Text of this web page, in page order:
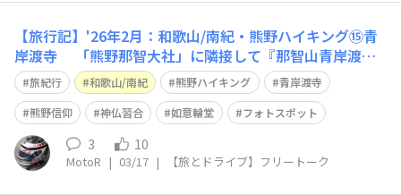
【旅行記】'26年2月：和歌山/南紀・熊野ハイキング⑮青
岸渡寺 「熊野那智大社」に隣接して『那智山青岸渡
寺』が建立しています🙂 熊野信仰は、神道と仏教の権現
信仰が融合した独自の信仰体系です 熊野三山は神仏習合
の地として、熊野は神と仏を一体の存在として捉え 神を
拝むことは仏を拝むことでもあり、仏を
旅紀行 和歌山/南紀 熊野ハイキング
青岸渡寺
熊野信仰
神仏習合 如意輪堂 フォトスポット
3 10
MotoR | 03/17 | 【旅とドライブ】フリートーク